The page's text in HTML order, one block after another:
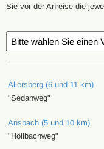
Sie vor der Anreise die
Allersberg (6 und 11 km)
"Sedanweg"
Ansbach (5 und 10 km)
"Höllbachweg"